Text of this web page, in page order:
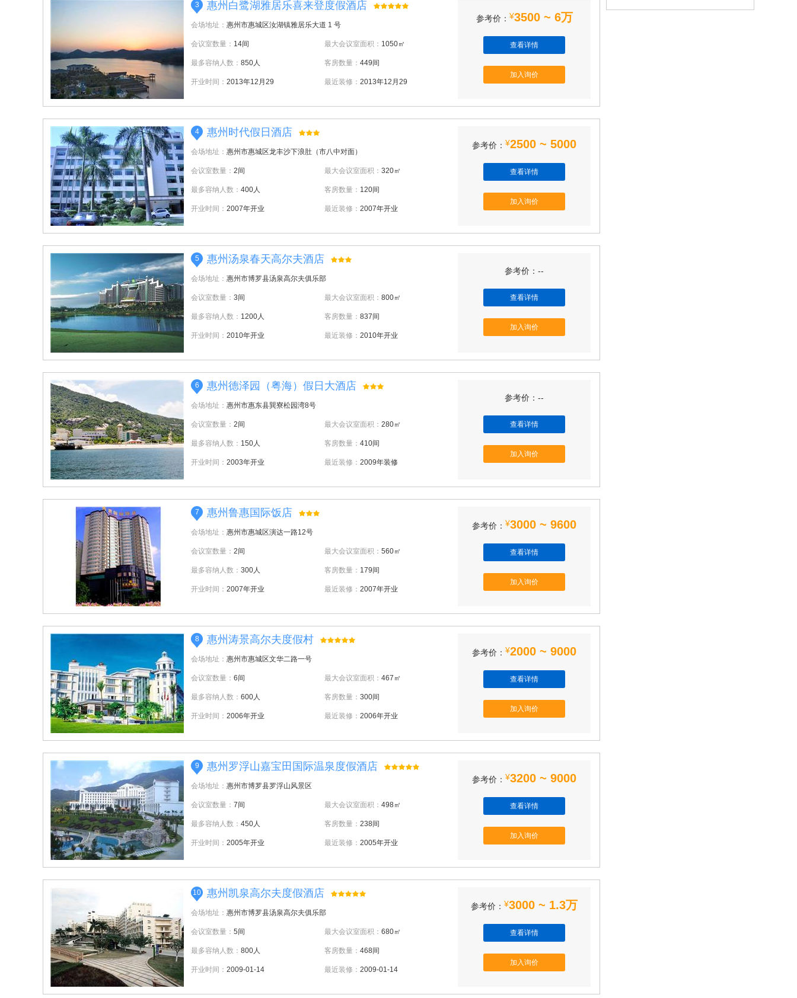
3 惠州白鹭湖雅居乐喜来登度假酒店
会场地址： 惠州市惠城区汝湖镇雅居乐大道 1 号
会议室数量： 14间 最大会议室面积： 1050㎡
最多容纳人数： 850人 客房数量： 449间
开业时间： 2013年12月29 最近装修： 2013年12月29
参考价： ¥3500 ~ 6万
查看详情
加入询价
4 惠州时代假日酒店
会场地址： 惠州市惠城区龙丰沙下浪肚（市八中对面）
会议室数量： 2间 最大会议室面积： 320㎡
最多容纳人数： 400人 客房数量： 120间
开业时间： 2007年开业 最近装修： 2007年开业
参考价： ¥2500 ~ 5000
查看详情
加入询价
5 惠州汤泉春天高尔夫酒店
会场地址： 惠州市博罗县汤泉高尔夫俱乐部
会议室数量： 3间 最大会议室面积： 800㎡
最多容纳人数： 1200人 客房数量： 837间
开业时间： 2010年开业 最近装修： 2010年开业
参考价：--
查看详情
加入询价
6 惠州德泽园（粤海）假日大酒店
会场地址： 惠州市惠东县巽寮松园湾8号
会议室数量： 2间 最大会议室面积： 280㎡
最多容纳人数： 150人 客房数量： 410间
开业时间： 2003年开业 最近装修： 2009年装修
参考价：--
查看详情
加入询价
7 惠州鲁惠国际饭店
会场地址： 惠州市惠城区演达一路12号
会议室数量： 2间 最大会议室面积： 560㎡
最多容纳人数： 300人 客房数量： 179间
开业时间： 2007年开业 最近装修： 2007年开业
参考价： ¥3000 ~ 9600
查看详情
加入询价
8 惠州涛景高尔夫度假村
会场地址： 惠州市惠城区文华二路一号
会议室数量： 6间 最大会议室面积： 467㎡
最多容纳人数： 600人 客房数量： 300间
开业时间： 2006年开业 最近装修： 2006年开业
参考价： ¥2000 ~ 9000
查看详情
加入询价
9 惠州罗浮山嘉宝田国际温泉度假酒店
会场地址： 惠州市博罗县罗浮山风景区
会议室数量： 7间 最大会议室面积： 498㎡
最多容纳人数： 450人 客房数量： 238间
开业时间： 2005年开业 最近装修： 2005年开业
参考价： ¥3200 ~ 9000
查看详情
加入询价
10 惠州凯泉高尔夫度假酒店
会场地址： 惠州市博罗县汤泉高尔夫俱乐部
会议室数量： 5间 最大会议室面积： 680㎡
最多容纳人数： 800人 客房数量： 468间
开业时间： 2009-01-14 最近装修： 2009-01-14
参考价： ¥3000 ~ 1.3万
查看详情
加入询价